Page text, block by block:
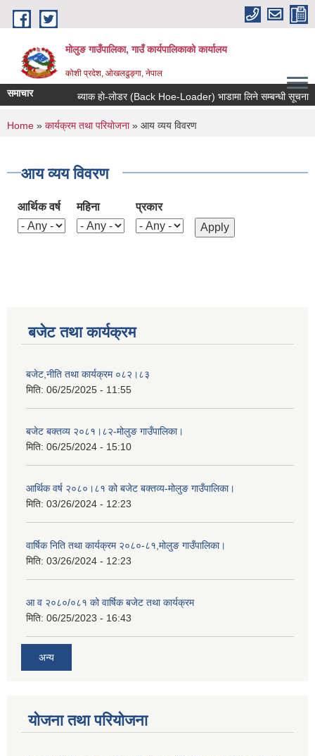
Skip to main content
मोलुङ गाउँपालिका, गाउँ कार्यपालिकाको कार्यालय
कोशी प्रदेश, ओखलढुङ्गा, नेपाल
समाचार ब्याक हाे-लाेडर (Back Hoe-Loader) भाडामा लिने सम्बन्धी सूचना
You are here
Home » कार्यक्रम तथा परियोजना» आय व्यय विवरण
आय व्यय विवरण
आर्थिक वर्ष महिना प्रकार
बजेट तथा कार्यक्रम
बजेट,नीति तथा कार्यक्रम ०८२।८३
मिति: 06/25/2025 - 11:55
बजेट बक्तव्य २०८१।८२-मोलुङ गाउँपालिका।
मिति: 06/25/2024 - 15:10
आर्थिक वर्ष २०८०।८१ को बजेट बक्तव्य-मोलुङ गाउँपालिका।
मिति: 03/26/2024 - 12:23
वार्षिक निति तथा कार्यक्रम २०८०-८१,मोलुङ गाउँपालिका।
मिति: 03/26/2024 - 12:23
आ व २०८०/०८१ को वार्षिक बजेट तथा कार्यक्रम
मिति: 06/25/2023 - 16:43
अन्य
योजना तथा परियोजना